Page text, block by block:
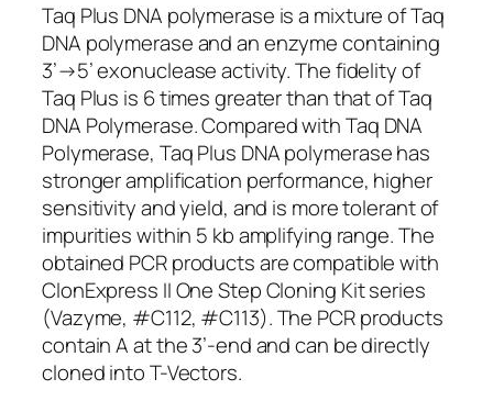
Taq Plus DNA polymerase is a mixture of Taq
DNA polymerase and an enzyme containing
3’→5’ exonuclease activity. The fidelity of
Taq Plus is 6 times greater than that of Taq
DNA Polymerase. Compared with Taq DNA
Polymerase, Taq Plus DNA polymerase has
stronger amplification performance, higher
sensitivity and yield, and is more tolerant of
impurities within 5 kb amplifying range. The
obtained PCR products are compatible with
ClonExpress II One Step Cloning Kit series
(Vazyme, #C112, #C113). The PCR products
contain A at the 3’-end and can be directly
cloned into T-Vectors.